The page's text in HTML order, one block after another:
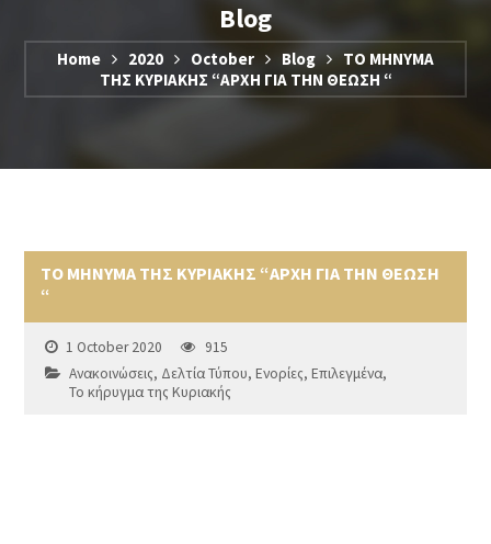
Blog
Home 2020 October Blog
ΤΟ ΜΗΝΥΜΑ
ΤΗΣ ΚΥΡΙΑΚΗΣ “ΑΡΧΗ ΓΙΑ ΤΗΝ ΘΕΩΣΗ “
ΤΟ ΜΗΝΥΜΑ ΤΗΣ ΚΥΡΙΑΚΗΣ “ΑΡΧΗ ΓΙΑ ΤΗΝ ΘΕΩΣΗ
“
1 October 2020
915
Ανακοινώσεις, Δελτία Τύπου,Ενορίες,Επιλεγμένα,
Το κήρυγμα της Κυριακής